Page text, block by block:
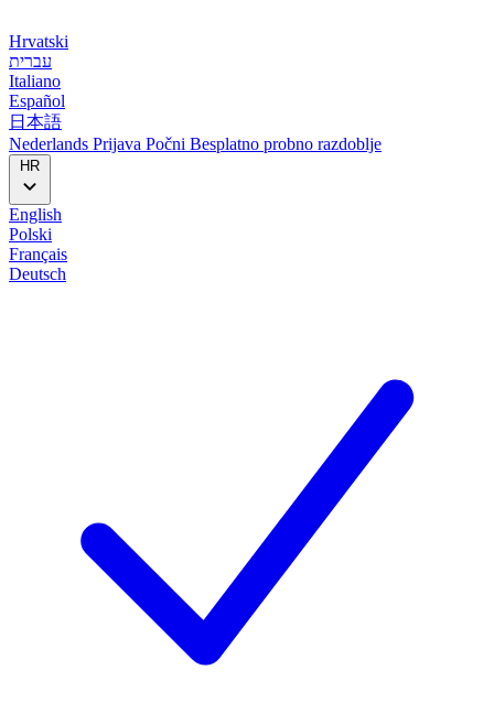
Hrvatski
עברית
Italiano
Español
日本語
Nederlands Prijava Počni Besplatno probno razdoblje
HR
English
Polski
Français
Deutsch